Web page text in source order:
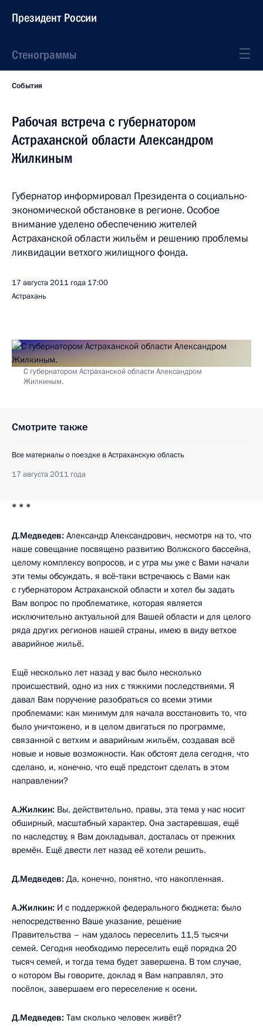
Президент России
Стенограммы
События
Рабочая встреча с губернатором
Астраханской области Александром
Жилкиным
Губернатор информировал Президента о социально-
экономической обстановке в регионе. Особое
внимание уделено обеспечению жителей
Астраханской области жильём и решению проблемы
ликвидации ветхого жилищного фонда.
17 августа 2011 года 17:00
Астрахань
С губернатором Астраханской области Александром
Жилкиным.
Смотрите также
Все материалы о поездке в Астраханскую область
17 августа 2011 года
* * *
Д.Медведев: Александр Александрович, несмотря на то, что
наше совещание посвящено развитию Волжского бассейна,
целому комплексу вопросов, и с утра мы уже с Вами начали
эти темы обсуждать, я всё‑таки встречаюсь с Вами как
с губернатором Астраханской области и хотел бы задать
Вам вопрос по проблематике, которая является
исключительно актуальной для Вашей области и для целого
ряда других регионов нашей страны, имею в виду ветхое
аварийное жильё.
Ещё несколько лет назад у вас было несколько
происшествий, одно из них с тяжкими последствиями. Я
давал Вам поручение разобраться со всеми этими
проблемами: как минимум для начала восстановить то, что
было уничтожено, и в целом двигаться по программе,
связанной с ветхим и аварийным жильём, создавая всё
новые и новые возможности. Как обстоят дела сегодня, что
сделано, и, конечно, что ещё предстоит сделать в этом
направлении?
А.Жилкин: Вы, действительно, правы, эта тема у нас носит
обширный, масштабный характер. Она застаревшая, ещё
по наследству, я Вам докладывал, досталась от прежних
времён. Ещё двести лет назад её хотели решить.
Д.Медведев: Да, конечно, понятно, что накопленная.
А.Жилкин: И с поддержкой федерального бюджета: было
непосредственно Ваше указание, решение
Правительства – нам удалось переселить 11,5 тысячи
семей. Сегодня необходимо переселить ещё порядка 20
тысяч семей, и тогда тема будет завершена. В том случае,
о котором Вы говорите, доклад я Вам направлял, это
посёлок, завершаем его переселение к осени.
Д.Медведев: Там сколько человек живёт?